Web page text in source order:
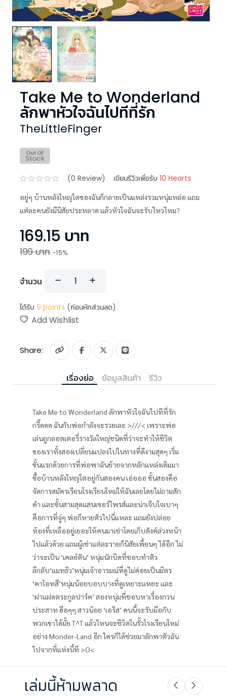
Take Me to Wonderland
ลักพาหัวใจฉันไปทีที่รัก
TheLittleFinger
(0 Review) เขียนรีวิวเพื่อรับ 10 Hearts
อยู่ๆ บ้านหลังใหญ่โตของฉันก็กลายเป็นแหล่งรวมหนุ่มหล่อ แถม
แต่ละคนยังมีนิสัยประหลาด แล้วหัวใจฉันจะรับไหวไหม?
169.15 บาท
199บาท -15%
จำนวน
ได้รับ 9 points (ก่อนหักส่วนลด)
Add Wishlist
Share:
เรื่องย่อ ข้อมูลสินค้า รีวิว
Take Me to Wonderland ลักพาหัวใจฉันไปทีที่รัก
กรี๊ดดด ฉันกับพ่อกำลังจะรวยเละ >///< เพราะพ่อ
เล่นถูกลอตเตอรี่รางวัลใหญ่ชนิดที่ว่าจะทำให้ชีวิต
ของเราทั้งสองเปลี่ยนแปลงไปในทางที่ดีงามสุดๆ เริ่ม
ขั้นแรกด้วยการที่พ่อพาฉันย้ายจากหลักแหล่งเดิมมา
ซื้อบ้านหลังใหญ่โตอยู่กันสองคน เอ่อออ ขั้นสองคือ
จัดการสมัครเรียนโรงเรียนใหม่ให้ฉันเลยโดยไม่ถามสัก
คำ และขั้นสามสุดแสนเซอร์ไพรส์และน่าเจ็บใจเบาๆ
คือการที่จู่ๆ พ่อก็หายตัวไปนี่แหละ แถมยังปล่อย
ห้องที่เหลืออยู่เยอะให้คนมาเช่าโดยเก็บตังค์ล่วงหน้า
ไปแล้วด้วย แถมผู้เช่าแต่ละรายก็นิสัยเพี้ยนๆ ได้อีก ไม่
ว่าจะเป็น ‘เคลย์ตัน’ หนุ่มนักบิดที่ชอบทำตัว
ลึกลับ‘แมทธิว’หนุ่มเจ้าอารมณ์ที่ดูไม่ค่อยเป็นมิตร
‘คาโอทสึ’หนุ่มน้อยบอบบางที่ดูเหยาะแหยะ และ
‘ฝาแฝดตระกูลปาร์ค’ สองหนุ่มที่ชอบหาเรื่องกวน
ประสาท ฮือๆๆ สาวน้อย ‘เอริส’ คนนี้จะรับมือกับ
พวกเขาได้มั้ย T^T แล้วไหนจะชีวิตในรั้วโรงเรียนใหม่
อย่าง Monder-Land อีก ใครก็ได้ช่วยมาลักพาตัวฉัน
ไปจากที่แห่งนี้ที >O<
เล่มนี้ห้ามพลาด